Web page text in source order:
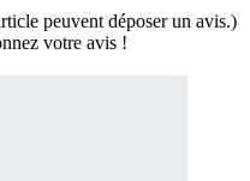
peuvent déposer un avis.)
votre avis !